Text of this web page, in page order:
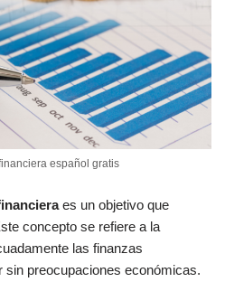
español gratis
es un objetivo que
concepto se refiere a la
las finanzas
sin preocupaciones económicas.